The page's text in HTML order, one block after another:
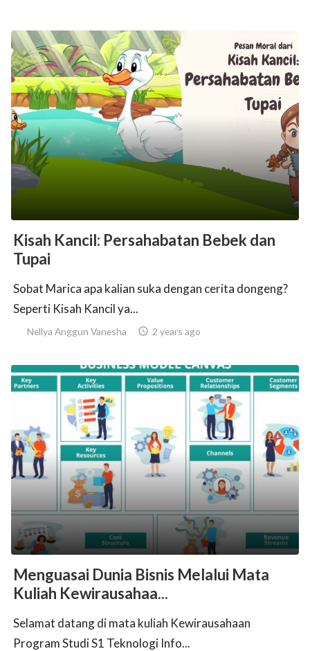
Kisah Kancil: Persahabatan Bebek dan
Tupai
Sobat Marica apa kalian suka dengan cerita dongeng?
Seperti Kisah Kancil ya...
Nellya Anggun Vanesha  2 years ago
Menguasai Dunia Bisnis Melalui Mata
Kuliah Kewirausahaa...
Selamat datang di mata kuliah Kewirausahaan
Program Studi S1 Teknologi Info...